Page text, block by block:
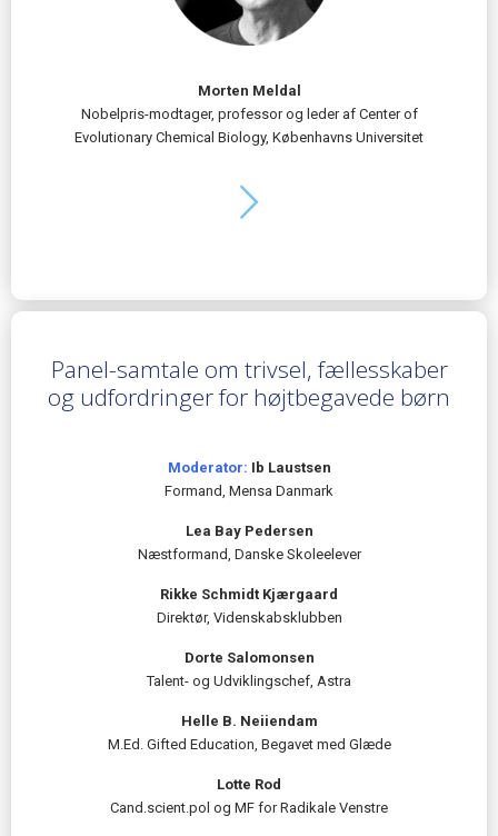
Morten Meldal
Nobelpris-modtager, professor og leder af Center of
Evolutionary Chemical Biology, Københavns Universitet
Panel-samtale om trivsel, fællesskaber
og udfordringer for højtbegavede børn
Moderator: Ib Laustsen
Formand, Mensa Danmark
Lea Bay Pedersen
Næstformand, Danske Skoleelever
Rikke Schmidt Kjærgaard
Direktør, Videnskabsklubben
Dorte Salomonsen
Talent- og Udviklingschef, Astra
Helle B. Neiiendam
M.Ed. Gifted Education, Begavet med Glæde
Lotte Rod
Cand.scient.pol og MF for Radikale Venstre